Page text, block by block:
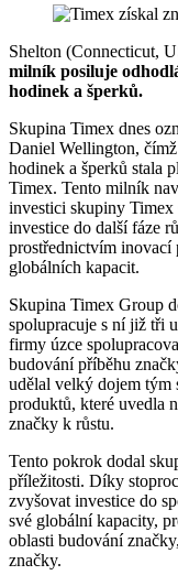
Shelton (Connecticut,
milník posiluje
hodinek a šperků.
Skupina Timex dnes
Daniel Wellington, čímž
hodinek a šperků stala
Timex. Tento milník
investici skupiny
investice do další fáze
prostřednictvím inovací
globálních kapacit.
Skupina Timex Group
spolupracuje s ní již tři
firmy úzce
budování příběhu
udělal velký dojem tým
produktů, které uvedla
značky k růstu.
Tento pokrok dodal
příležitosti. Díky
zvyšovat investice do
své globální kapacity,
oblasti budování
značky.